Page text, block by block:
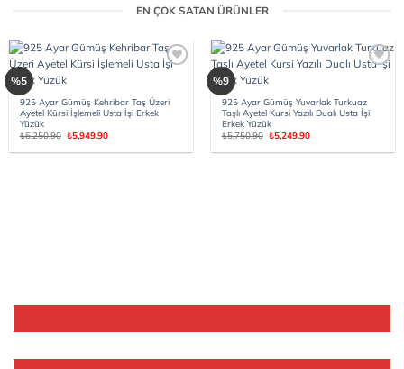
EN ÇOK SATAN ÜRÜNLER
%5
Add to
925 Ayar Gümüş Kehribar Taş Üzeri
Ayetel Kürsi İşlemeli Usta İşi Erkek
Yüzük
₺6,250.90 Orijinal
fiyat:
₺6,250.90.
₺5,949.90Şu
andaki
fiyat:
%9
Add to
925 Ayar Gümüş Yuvarlak Turkuaz
Taşlı Ayetel Kursi Yazılı Dualı Usta İşi
Erkek Yüzük
₺5,750.90 Orijinal
fiyat:
₺5,750.90.
₺5,249.90Şu
andaki
fiyat: